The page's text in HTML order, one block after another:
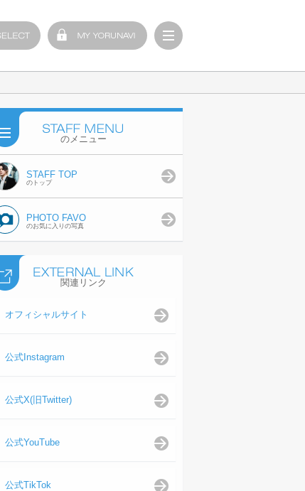
のメニュー
STAFF TOP
のトップ
PHOTO FAVO
のお気に入りの写真
関連リンク
オフィシャルサイト
公式Instagram
公式X(旧Twitter)
公式YouTube
公式TikTok